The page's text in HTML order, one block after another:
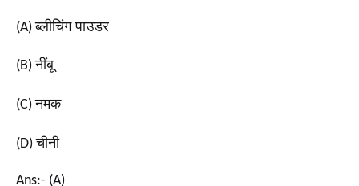
(A)ब्लीचिंग पाउडर
(B)नींबू
(C)नमक
(D)चीनी
Ans:- (A)